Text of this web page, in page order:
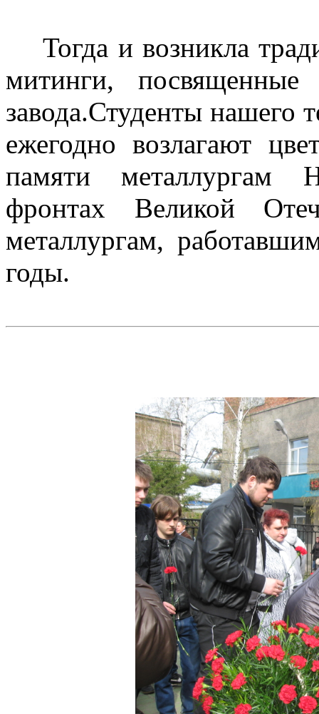
Тогда и возникла
митинги,
завода.Студенты нашего
ежегодно возлагают
памяти металлургам
фронтах Великой
металлургам,
годы.